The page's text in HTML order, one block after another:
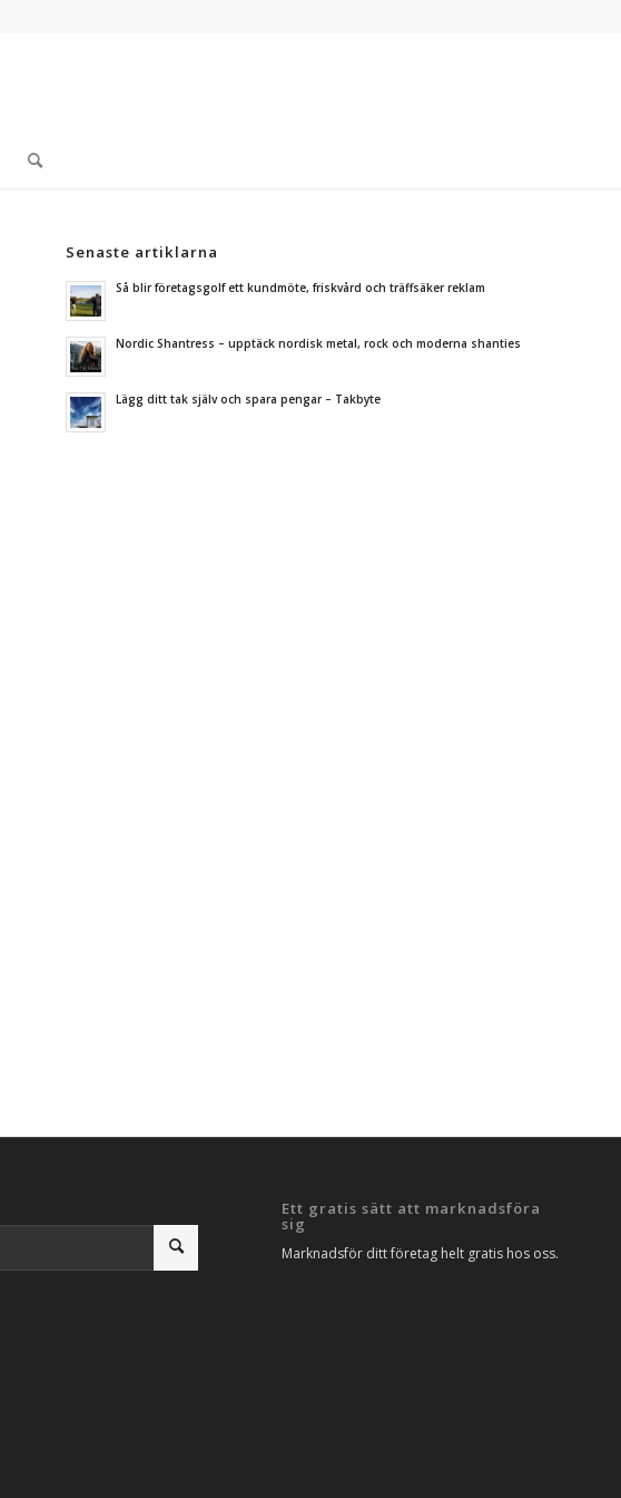
Senaste artiklarna
Så blir företagsgolf ett kundmöte, friskvård och träffsäker reklam
Nordic Shantress – upptäck nordisk metal, rock och moderna shanties
Lägg ditt tak själv och spara pengar – Takbyte
Ett gratis sätt att marknadsföra
sig
Marknadsför ditt företag helt gratis hos oss.